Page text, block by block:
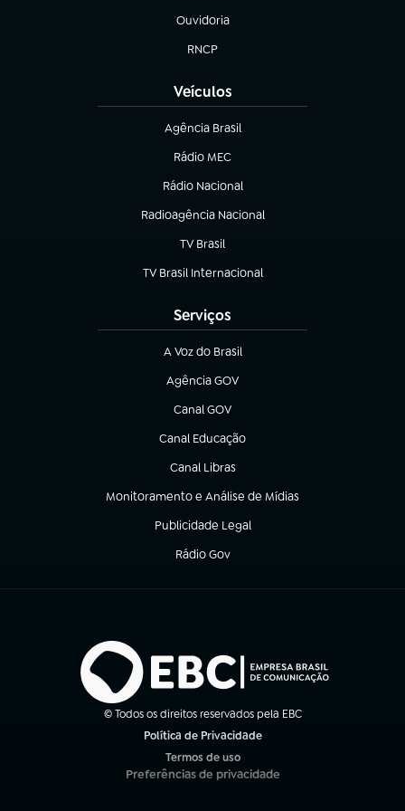
Ouvidoria
(abre em nova aba)
RNCP
(abre em nova aba)
Veículos
Agência Brasil
(abre em nova aba)
Rádio MEC
(abre em nova aba)
Rádio Nacional
Radioagência Nacional
(abre em nova aba)
TV Brasil
(abre em nova aba)
TV Brasil Internacional
(abre em nova aba)
Serviços
A Voz do Brasil
(abre em nova aba)
Agência GOV
(abre em nova aba)
Canal GOV
(abre em nova aba)
Canal Educação
(abre em nova aba)
Canal Libras
(abre em nova aba)
Monitoramento e Análise de Mídias
(abre em nova aba)
Publicidade Legal
(abre em nova aba)
Rádio Gov
(abre em nova aba)
© Todos os direitos reservados pela EBC
Política de Privacidade
Termos de uso
(abre em nova aba)
Preferências de privacidade